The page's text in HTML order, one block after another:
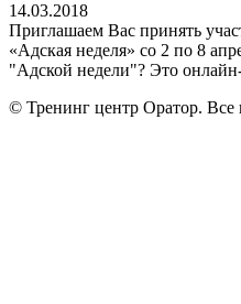
14.03.2018
Приглашаем Вас принять
«Адская неделя» со 2 по 8
"Адской недели"? Это
© Тренинг центр Оратор.